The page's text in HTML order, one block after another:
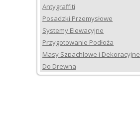
Antygraffiti
Posadzki Przemysłowe
Systemy Elewacyjne
Przygotowanie Podłoża
Masy Szpachlowe i Dekoracyjne
Do Drewna